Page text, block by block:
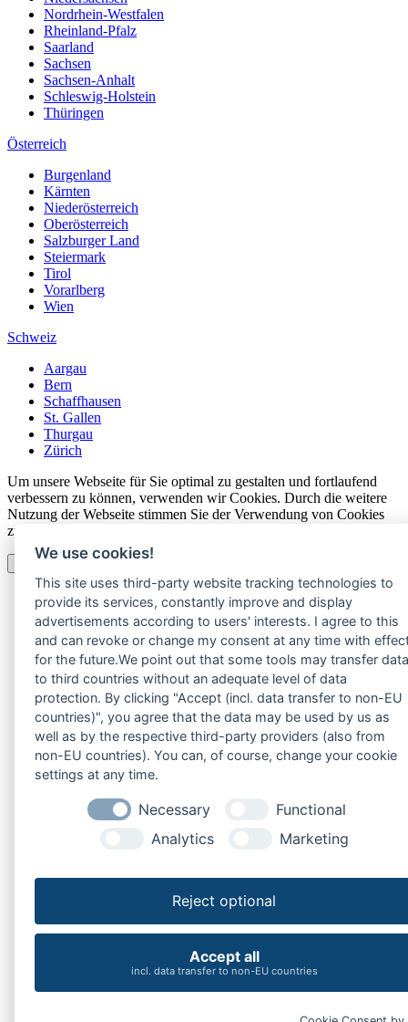
Nordrhein-Westfalen
Rheinland-Pfalz
Saarland
Sachsen
Sachsen-Anhalt
Schleswig-Holstein
Thüringen
Österreich
Burgenland
Kärnten
Niederösterreich
Oberösterreich
Salzburger Land
Steiermark
Tirol
Vorarlberg
Wien
Schweiz
Aargau
Bern
Schaffhausen
St. Gallen
Thurgau
Zürich
Um unsere Webseite für Sie optimal zu gestalten und fortlaufend
verbessern zu können, verwenden wir Cookies. Durch die weitere
Nutzung der Webseite stimmen Sie der Verwendung von Cookies
zu. Details finden Sie unserer
We use cookies!
This site uses third-party website tracking technologies to
provide its services, constantly improve and display
advertisements according to users' interests. I agree to this
and can revoke or change my consent at any time with
for the future.We point out that some tools may transfer
to third countries without an adequate level of data
protection. By clicking "Accept (incl. data transfer to non-EU
countries)", you agree that the data may be used by us as
well as by the respective third-party providers (also from
non-EU countries). You can, of course, change your cookie
settings at any time.
Necessary
Functional
Analytics
Marketing
Reject optional
Accept all
incl. data transfer to non-EU countries